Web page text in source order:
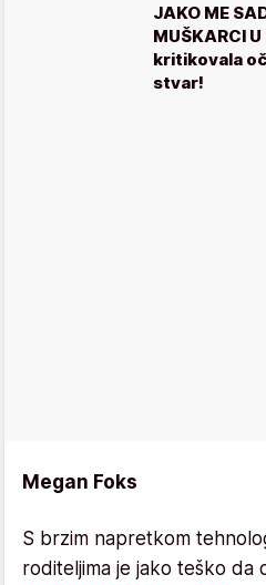
JAKO ME
MUŠKARCI
kritikovala
stvar!
Megan Foks
S brzim napretkom
roditeljima je jako teško da